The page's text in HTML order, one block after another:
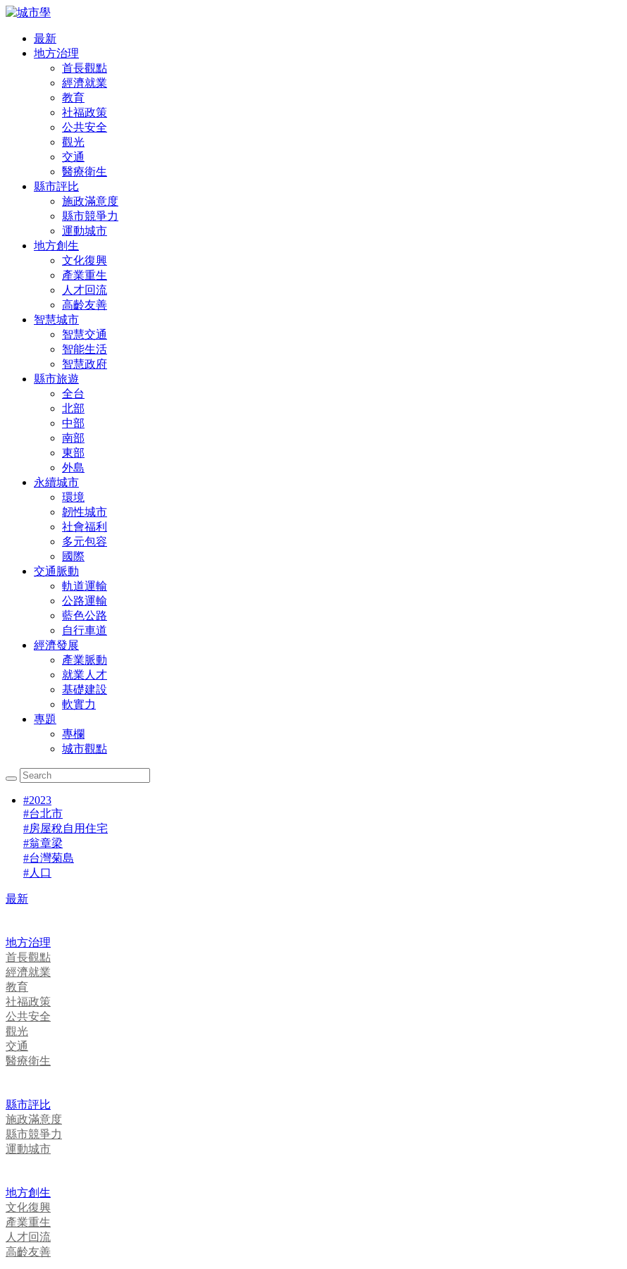
最新
地方治理
首長觀點
經濟就業
教育
社福政策
公共安全
觀光
交通
醫療衛生
縣市評比
施政滿意度
縣市競爭力
運動城市
地方創生
文化復興
產業重生
人才回流
高齡友善
智慧城市
智慧交通
智能生活
智慧政府
縣市旅遊
全台
北部
中部
南部
東部
外島
永續城市
環境
韌性城市
社會福利
多元包容
國際
交通脈動
軌道運輸
公路運輸
藍色公路
自行車道
經濟發展
產業脈動
就業人才
基礎建設
軟實力
專題
專欄
城市觀點
#2023
#台北市
#房屋稅自用住宅
#翁章梁
#台灣菊島
#人口
最新
地方治理
首長觀點
經濟就業
教育
社福政策
公共安全
觀光
交通
醫療衛生
縣市評比
施政滿意度
縣市競爭力
運動城市
地方創生
文化復興
產業重生
人才回流
高齡友善